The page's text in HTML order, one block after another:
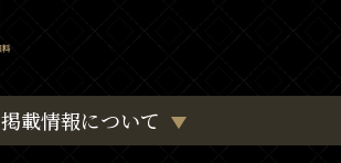
掲載情報について